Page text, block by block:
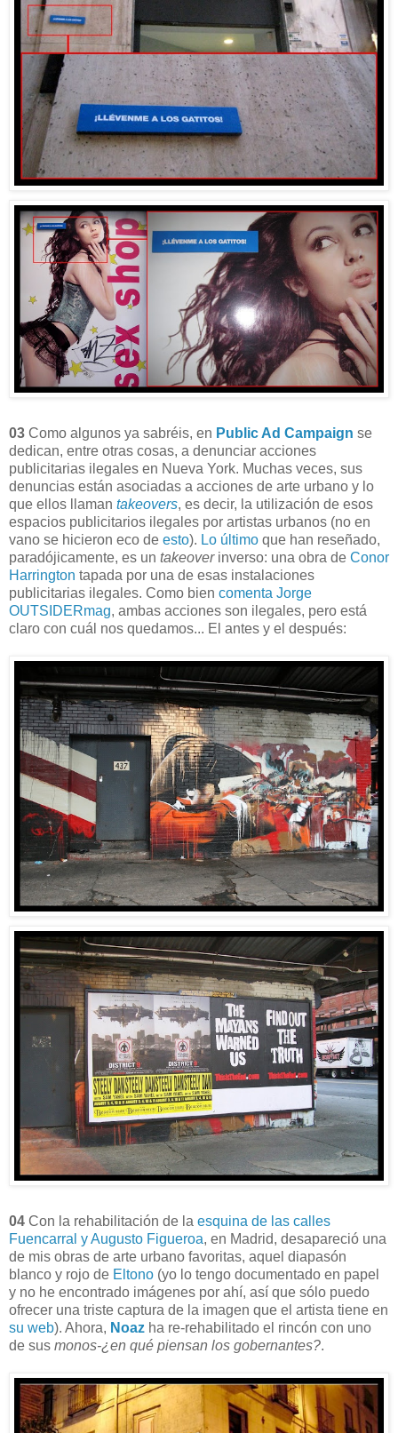
03 Como algunos ya sabréis, en Public Ad Campaign se
dedican, entre otras cosas, a denunciar acciones
publicitarias ilegales en Nueva York. Muchas veces, sus
denuncias están asociadas a acciones de arte urbano y lo
que ellos llaman takeovers, es decir, la utilización de esos
espacios publicitarios ilegales por artistas urbanos (no en
vano se hicieron eco de esto). Lo último que han reseñado,
paradójicamente, es un takeoverinverso: una obra de Conor
Harrington tapada por una de esas instalaciones
publicitarias ilegales. Como bien comenta Jorge
OUTSIDERmag, ambas acciones son ilegales, pero está
claro con cuál nos quedamos... El antes y el después:
04 Con la rehabilitación de la esquina de las calles
Fuencarral y Augusto Figueroa, en Madrid, desapareció una
de mis obras de arte urbano favoritas, aquel diapasón
blanco y rojo de Eltono (yo lo tengo documentado en papel
y no he encontrado imágenes por ahí, así que sólo puedo
ofrecer una triste captura de la imagen que el artista tiene en
su web). Ahora, Noaz ha re-rehabilitado el rincón con uno
de sus monos-¿en qué piensan los gobernantes?.